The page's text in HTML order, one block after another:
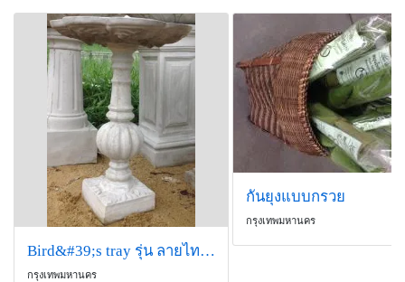
Bird&#39;s tray รุ่น ลายไทย(อ่างน้ำนก)
กรุงเทพมหานคร
กันยุงแบบกรวย
กรุงเทพมหานคร